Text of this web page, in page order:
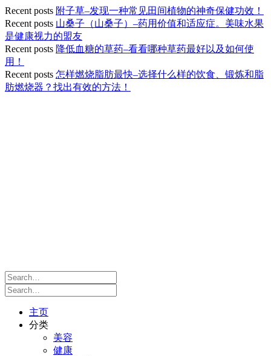
Recent posts 附子草–发现一种常见田间植物的神奇保健功效！
Recent posts 山桑子（山桑子）–药用价值和适应症。美味水果
是健康视力的盟友
Recent posts 降低血糖的草药–看看哪种草药最好以及如何使
用！
Recent posts 怎样燃烧脂肪最快–选择什么样的饮食、锻炼和脂
肪燃烧器？找出有效的方法！
主页
分类
美容
健康